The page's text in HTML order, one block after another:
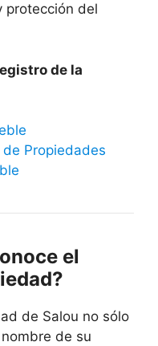
protección del
de la
Propiedades
el
de Salou no sólo
de su